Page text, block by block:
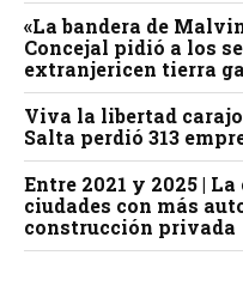
«La bandera de
Concejal pidió a los
extranjericen tierra
Viva la libertad
Salta perdió 313
Entre 2021 y 2025 |
ciudades con más
construcción privada